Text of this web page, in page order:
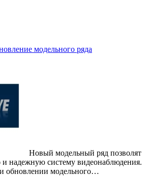
модельного ряда
Новый модельный ряд позволят
и надежную систему видеонаблюдения.
обновлении модельного…